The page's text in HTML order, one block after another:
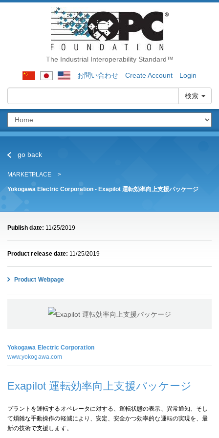
The Industrial Interoperability Standard™
お問い合わせ Create Account Login
検索
go back
MARKETPLACE
Yokogawa Electric Corporation - Exapilot 運転効率向上支援パッケージ
Publish date: 11/25/2019
Product release date: 11/25/2019
Product Webpage
Yokogawa Electric Corporation
www.yokogawa.com
Exapilot 運転効率向上支援パッケージ
プラントを運転するオペレータに対する、運転状態の表示、異常通知、そし
て煩雑な手動操作の軽減により、安定、安全かつ効率的な運転の実現を、最
新の技術で支援します。